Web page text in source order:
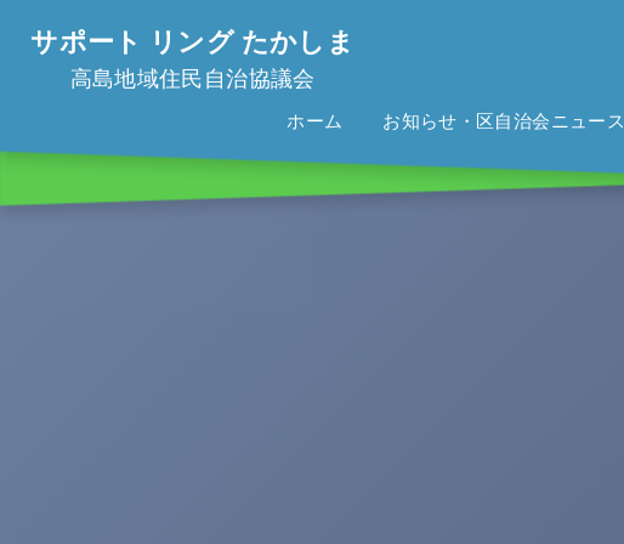
サポート リング たかしま
高島地域住民自治協議会
ホーム お知らせ・区自治会ニュース